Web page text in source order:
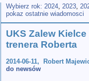
Wybierz rok: 2024, 2023,
pokaz ostatnie wiadomosci
UKS Zalew
trenera Roberta
2014-06-11, Robert
do newsów